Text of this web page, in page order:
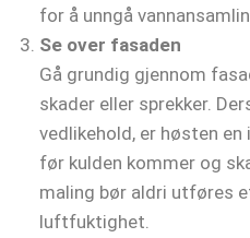
for å unngå
Se over fasaden
Gå grundig gjennom
skader eller sprekker.
vedlikehold, er høsten
før kulden kommer og
maling bør aldri utføres
luftfuktighet.